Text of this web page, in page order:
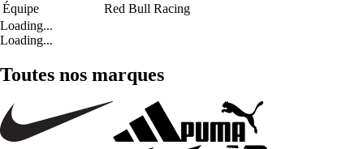
Équipe
Red Bull Racing
Loading...
Loading...
Toutes nos marques